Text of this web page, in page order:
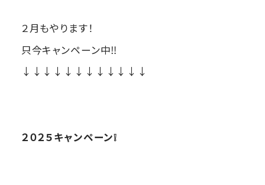
２月もやります！
只今キャンペーン中‼
↓↓↓↓↓↓↓↓↓↓↓↓
２０２５キャンペーン❕